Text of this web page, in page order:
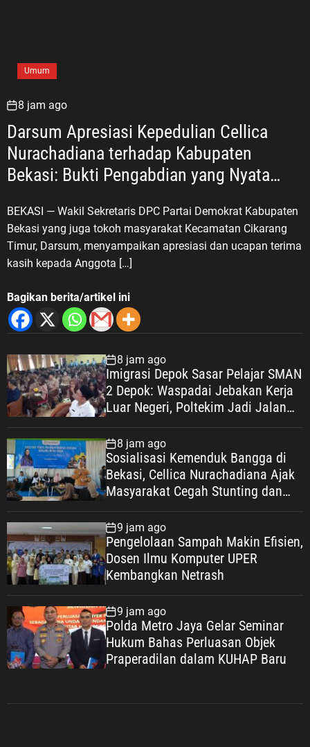
Umum
8 jam ago
Darsum Apresiasi Kepedulian Cellica
Nurachadiana terhadap Kabupaten
Bekasi: Bukti Pengabdian yang Nyata
BEKASI — Wakil Sekretaris DPC Partai Demokrat Kabupaten
Bekasi yang juga tokoh masyarakat Kecamatan Cikarang
Timur, Darsum, menyampaikan apresiasi dan ucapan terima
kasih kepada Anggota […]
Bagikan berita/artikel ini
8 jam ago
Imigrasi Depok Sasar Pelajar SMAN
2 Depok: Waspadai Jebakan Kerja
Luar Negeri, Poltekim Jadi Jalan
8 jam ago
Sosialisasi Kemenduk Bangga di
Bekasi, Cellica Nurachadiana Ajak
Masyarakat Cegah Stunting dan
9 jam ago
Pengelolaan Sampah Makin Efisien,
Dosen Ilmu Komputer UPER
Kembangkan Netrash
9 jam ago
Polda Metro Jaya Gelar Seminar
Hukum Bahas Perluasan Objek
Praperadilan dalam KUHAP Baru